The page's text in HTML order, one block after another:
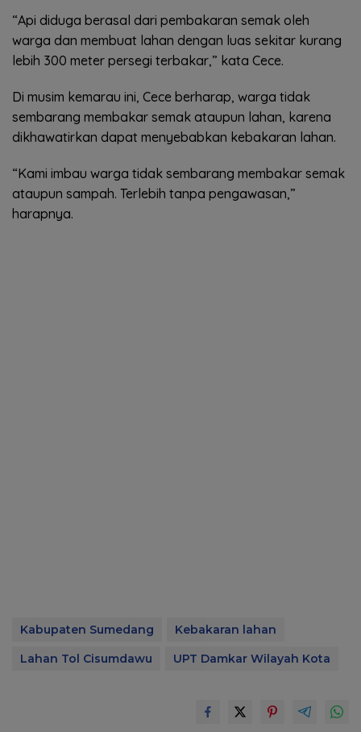
“Api diduga berasal dari pembakaran semak oleh
warga dan membuat lahan dengan luas sekitar kurang
lebih 300 meter persegi terbakar,” kata Cece.
Di musim kemarau ini, Cece berharap, warga tidak
sembarang membakar semak ataupun lahan, karena
dikhawatirkan dapat menyebabkan kebakaran lahan.
“Kami imbau warga tidak sembarang membakar semak
ataupun sampah. Terlebih tanpa pengawasan,”
harapnya.
Kabupaten Sumedang
Kebakaran lahan
Lahan Tol Cisumdawu
UPT Damkar Wilayah Kota